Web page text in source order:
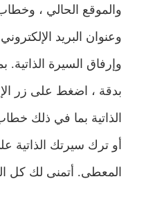
والموقع الحالي ،
وعنوان البريد
وإرفاق السيرة
بدقة ، اضغط على زر
الذاتية بما في ذلك
أو ترك سيرتك الذاتية
المعطى. أتمنى لك كل